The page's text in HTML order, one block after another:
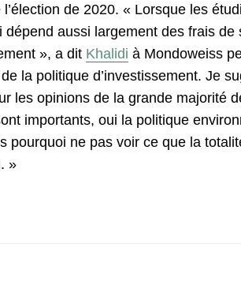
de 2020. « Lorsque les
aussi largement des frais
», a dit Khalidi à Mondoweiss
la politique d’investissement. Je
les opinions de la grande majorité
importants, oui la politique
pourquoi ne pas voir ce que la
»